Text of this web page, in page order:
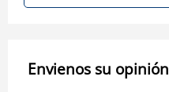
Envienos su opinión